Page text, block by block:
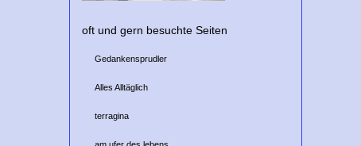
oft und gern besuchte Seiten
Gedankensprudler
Alles Alltäglich
terragina